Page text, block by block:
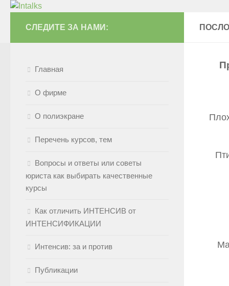
Перейти к содержимому
СЛЕДИТЕ ЗА НАМИ:
Главная
О фирме
О полиэкране
Перечень курсов, тем
Вопросы и ответы или советы
юриста как выбирать качественные
курсы
Как отличить ИНТЕНСИВ от
ИНТЕНСИФИКАЦИИ
Интенсив: за и против
Публикации